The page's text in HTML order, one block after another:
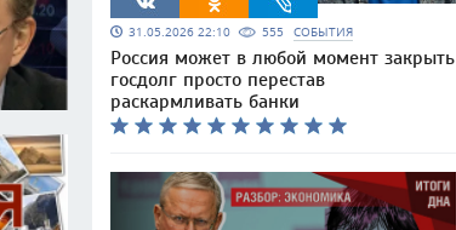
31.05.2026 22:10 555 СОБЫТИЯ
Россия может в любой момент закрыть
госдолг просто перестав
раскармливать банки